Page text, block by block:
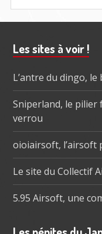
Barre
subsidiaire
Les sites à voir !
L’antre du dingo, le
Sniperland, le pilier
verrou
oioiairsoft, l’airsoft
Le site du Collectif
5.95 Airsoft, une